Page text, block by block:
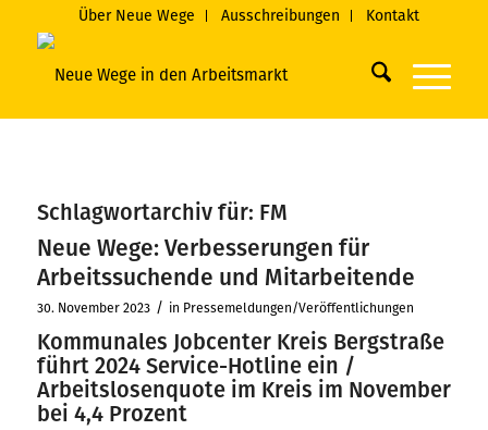
Über Neue Wege Ausschreibungen Kontakt
Schlagwortarchiv für: FM
Neue Wege: Verbesserungen für
Arbeitssuchende und Mitarbeitende
30. November 2023 / in Pressemeldungen/Veröffentlichungen
Kommunales Jobcenter Kreis Bergstraße
führt 2024 Service-Hotline ein /
Arbeitslosenquote im Kreis im November
bei 4,4 Prozent